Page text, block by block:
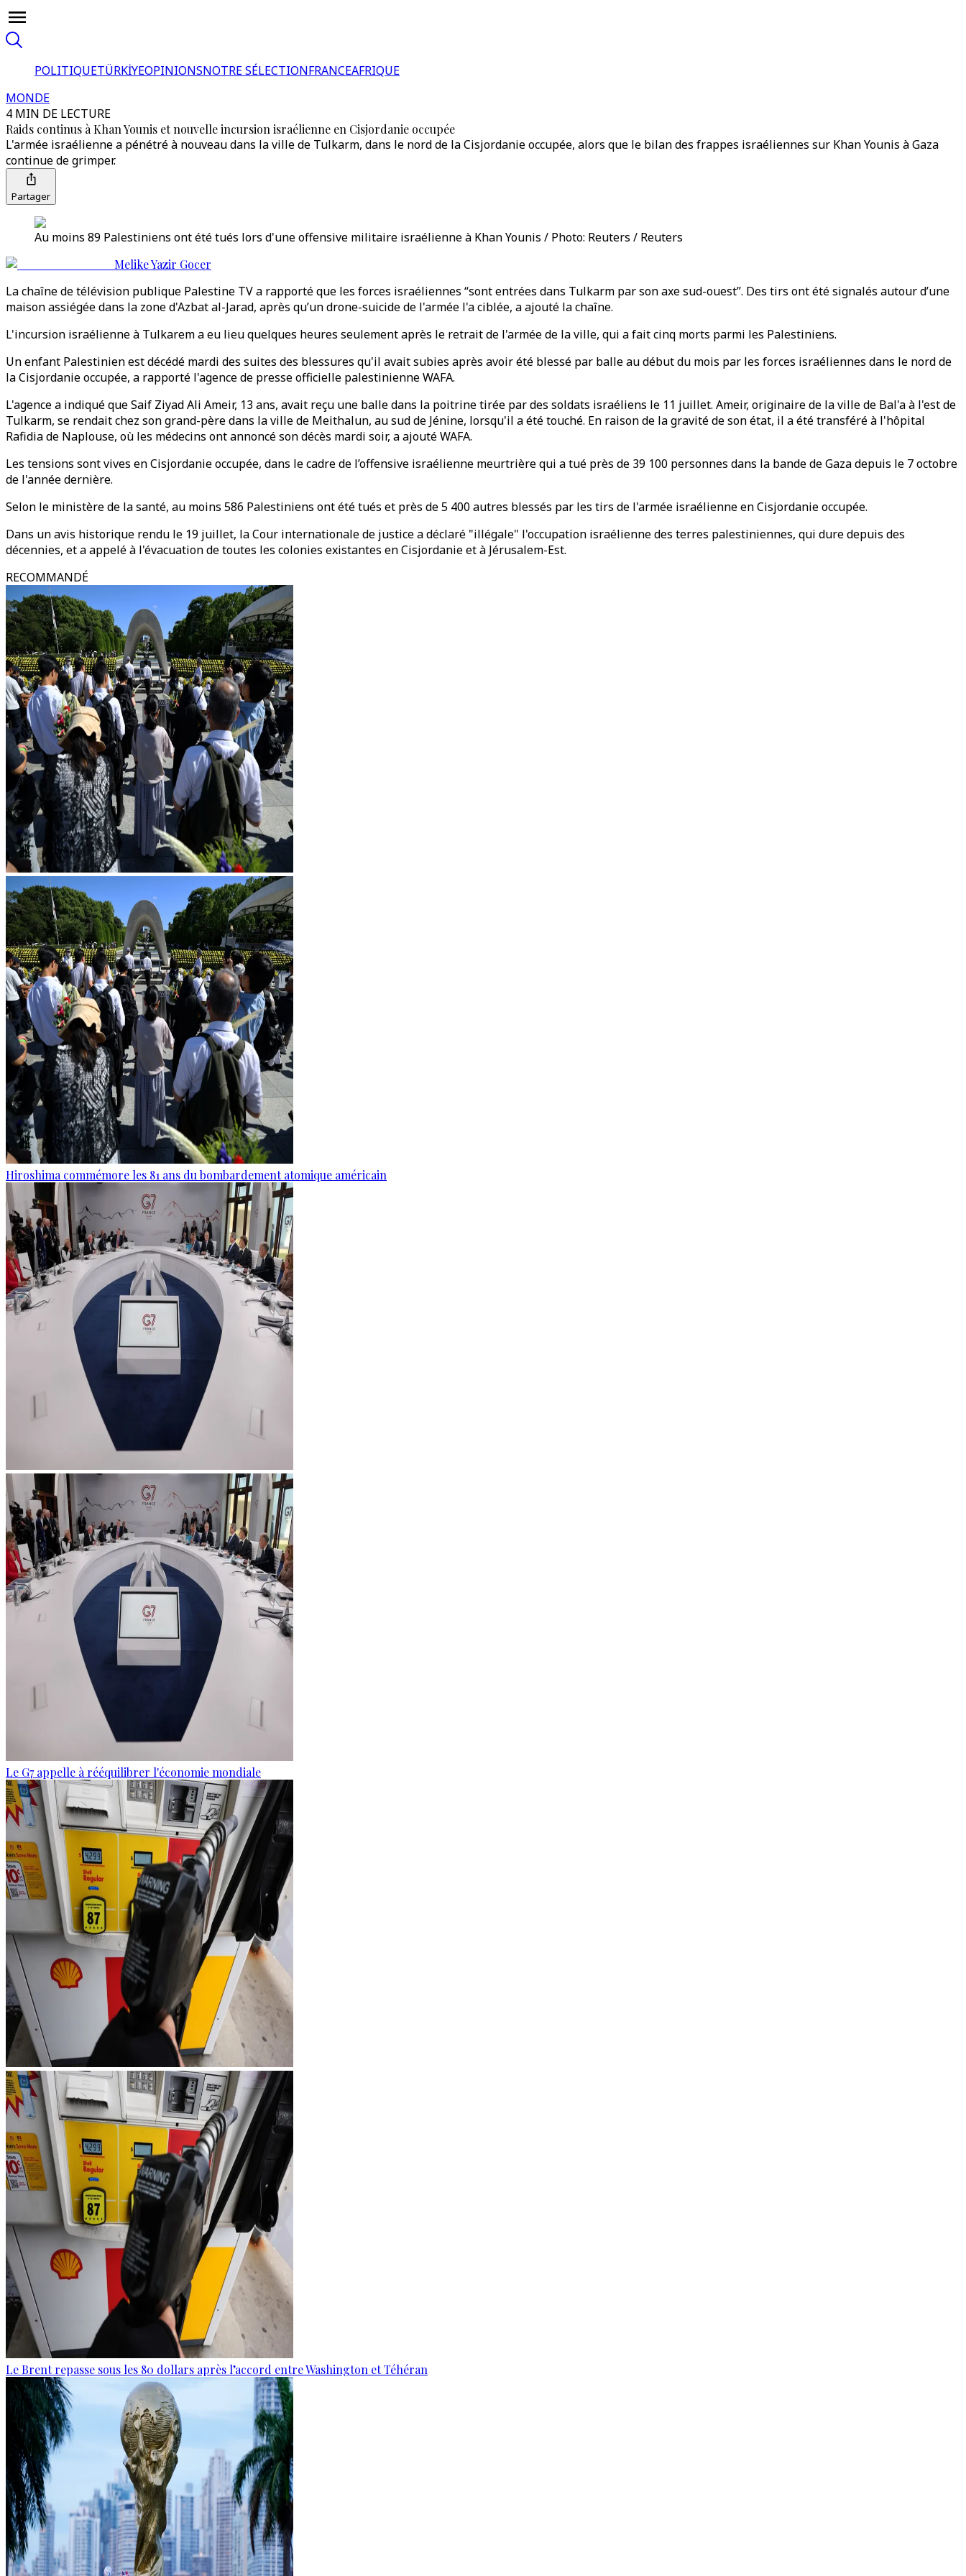
POLITIQUETÜRKİYEOPINIONSNOTRE SÉLECTIONFRANCEAFRIQUE
MONDE
4 MIN DE LECTURE
Raids continus à Khan Younis et nouvelle incursion israélienne en Cisjordanie occupée
L'armée israélienne a pénétré à nouveau dans la ville de Tulkarm, dans le nord de la Cisjordanie occupée, alors que le bilan des frappes israéliennes sur Khan Younis à Gaza
continue de grimper.
Partager
Au moins 89 Palestiniens ont été tués lors d'une offensive militaire israélienne à Khan Younis / Photo: Reuters / Reuters
Melike Yazir Gocer
La chaîne de télévision publique Palestine TV a rapporté que les forces israéliennes “sont entrées dans Tulkarm par son axe sud-ouest”. Des tirs ont été signalés autour d’une
maison assiégée dans la zone d'Azbat al-Jarad, après qu’un drone-suicide de l'armée l'a ciblée, a ajouté la chaîne.
L'incursion israélienne à Tulkarem a eu lieu quelques heures seulement après le retrait de l'armée de la ville, qui a fait cinq morts parmi les Palestiniens.
Un enfant Palestinien est décédé mardi des suites des blessures qu'il avait subies après avoir été blessé par balle au début du mois par les forces israéliennes dans le nord de
la Cisjordanie occupée, a rapporté l'agence de presse officielle palestinienne WAFA.
L'agence a indiqué que Saif Ziyad Ali Ameir, 13 ans, avait reçu une balle dans la poitrine tirée par des soldats israéliens le 11 juillet. Ameir, originaire de la ville de Bal'a à l'est de
Tulkarm, se rendait chez son grand-père dans la ville de Meithalun, au sud de Jénine, lorsqu'il a été touché. En raison de la gravité de son état, il a été transféré à l'hôpital
Rafidia de Naplouse, où les médecins ont annoncé son décès mardi soir, a ajouté WAFA.
Les tensions sont vives en Cisjordanie occupée, dans le cadre de l’offensive israélienne meurtrière qui a tué près de 39 100 personnes dans la bande de Gaza depuis le 7 octobre
de l'année dernière.
Selon le ministère de la santé, au moins 586 Palestiniens ont été tués et près de 5 400 autres blessés par les tirs de l'armée israélienne en Cisjordanie occupée.
Dans un avis historique rendu le 19 juillet, la Cour internationale de justice a déclaré "illégale" l'occupation israélienne des terres palestiniennes, qui dure depuis des
décennies, et a appelé à l'évacuation de toutes les colonies existantes en Cisjordanie et à Jérusalem-Est.
RECOMMANDÉ
Hiroshima commémore les 81 ans du bombardement atomique américain
Le G7 appelle à rééquilibrer l'économie mondiale
Le Brent repasse sous les 80 dollars après l’accord entre Washington et Téhéran